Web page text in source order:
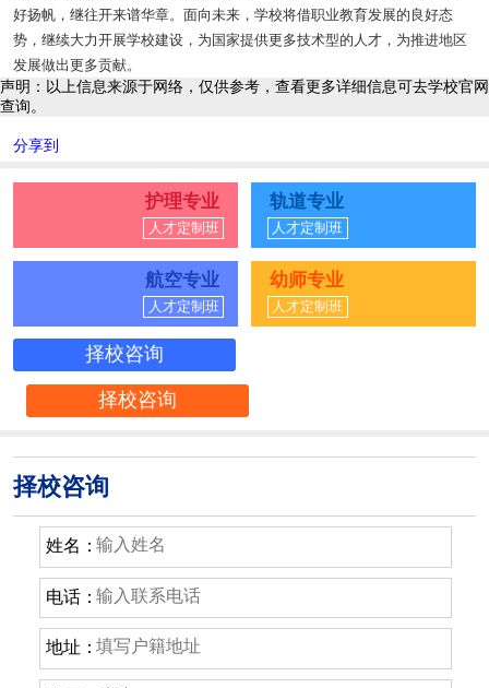
好扬帆，继往开来谱华章。面向未来，学校将借职业教育发展的良好态
势，继续大力开展学校建设，为国家提供更多技术型的人才，为推进地区
发展做出更多贡献。
声明：以上信息来源于网络，仅供参考，查看更多详细信息可去学校官网
查询。
分享到
护理专业
人才定制班
轨道专业
人才定制班
航空专业
人才定制班
幼师专业
人才定制班
择校咨询
择校咨询
择校咨询
姓名：
电话：
地址：